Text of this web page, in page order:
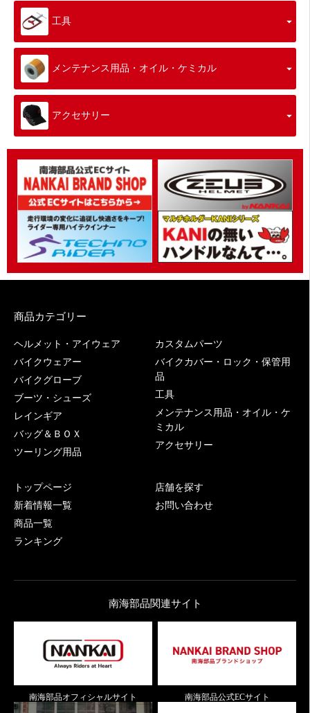
工具
メンテナンス用品・オイル・ケミカル
アクセサリー
商品カテゴリー
ヘルメット・アイウェア
バイクウェアー
バイクグローブ
ブーツ・シューズ
レインギア
バッグ＆ＢＯＸ
ツーリング用品
カスタムパーツ
バイクカバー・ロック・保管用
品
工具
メンテナンス用品・オイル・ケ
ミカル
アクセサリー
トップページ
新着情報一覧
商品一覧
ランキング
店舗を探す
お問い合わせ
南海部品関連サイト
南海部品オフィシャルサイト 南海部品公式ECサイト